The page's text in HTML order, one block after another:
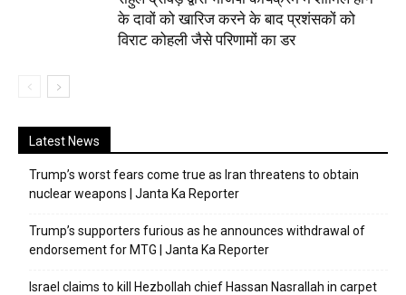
के दावों को खारिज करने के बाद प्रशंसकों को
विराट कोहली जैसे परिणामों का डर
Latest News
Trump’s worst fears come true as Iran threatens to obtain
nuclear weapons | Janta Ka Reporter
Trump’s supporters furious as he announces withdrawal of
endorsement for MTG | Janta Ka Reporter
Israel claims to kill Hezbollah chief Hassan Nasrallah in carpet